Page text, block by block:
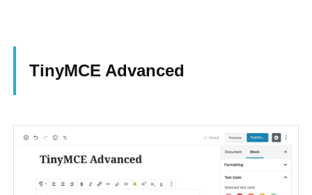
TinyMCE Advanced